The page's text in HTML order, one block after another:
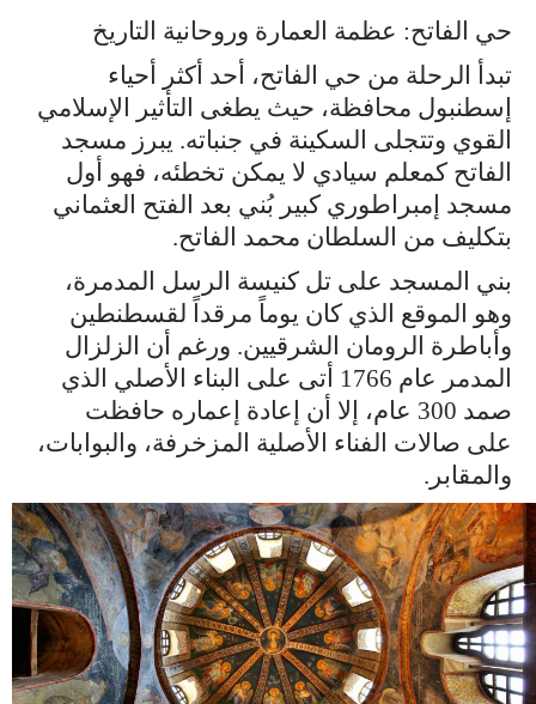
حي الفاتح: عظمة العمارة وروحانية التاريخ
تبدأ الرحلة من حي الفاتح، أحد أكثر أحياء
إسطنبول محافظة، حيث يطغى التأثير الإسلامي
القوي وتتجلى السكينة في جنباته. يبرز مسجد
الفاتح كمعلم سيادي لا يمكن تخطئه، فهو أول
مسجد إمبراطوري كبير بُني بعد الفتح العثماني
بتكليف من السلطان محمد الفاتح.
بني المسجد على تل كنيسة الرسل المدمرة،
وهو الموقع الذي كان يوماً مرقداً لقسطنطين
وأباطرة الرومان الشرقيين. ورغم أن الزلزال
المدمر عام 1766 أتى على البناء الأصلي الذي
صمد 300 عام، إلا أن إعادة إعماره حافظت
على صالات الفناء الأصلية المزخرفة، والبوابات،
والمقابر.
whatsapp_image_2026-04-
02_at_12.40.59.jpeg